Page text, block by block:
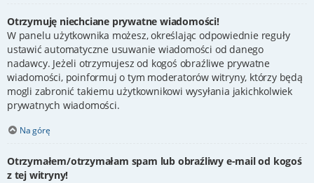
Otrzymuję niechciane prywatne wiadomości!
W panelu użytkownika możesz, określając odpowiednie reguły
ustawić automatyczne usuwanie wiadomości od danego
nadawcy. Jeżeli otrzymujesz od kogoś obraźliwe prywatne
wiadomości, poinformuj o tym moderatorów witryny, którzy będą
mogli zabronić takiemu użytkownikowi wysyłania jakichkolwiek
prywatnych wiadomości.
Na górę
Otrzymałem/otrzymałam spam lub obraźliwy e-mail od kogoś
z tej witryny!